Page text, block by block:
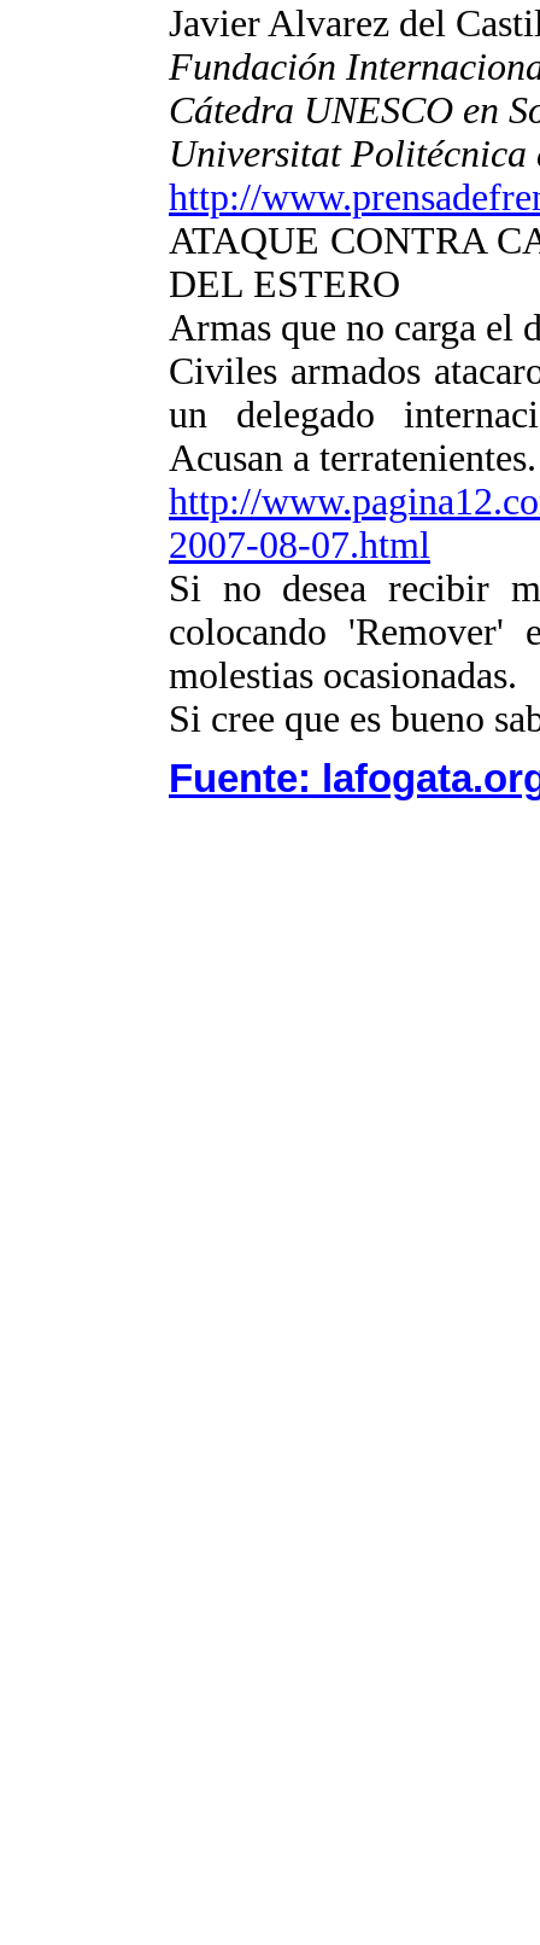
Javier Alvarez del
Fundación
Cátedra UNESCO en
Universitat
http://
ATAQUE CONTRA
DEL ESTERO
Armas que no carga el
Civiles armados
un delegado
Acusan a terratenientes.
http://
2007-08-07.html
Si no desea recibir
colocando
molestias ocasionadas.
Si cree que es bueno
Fuente: